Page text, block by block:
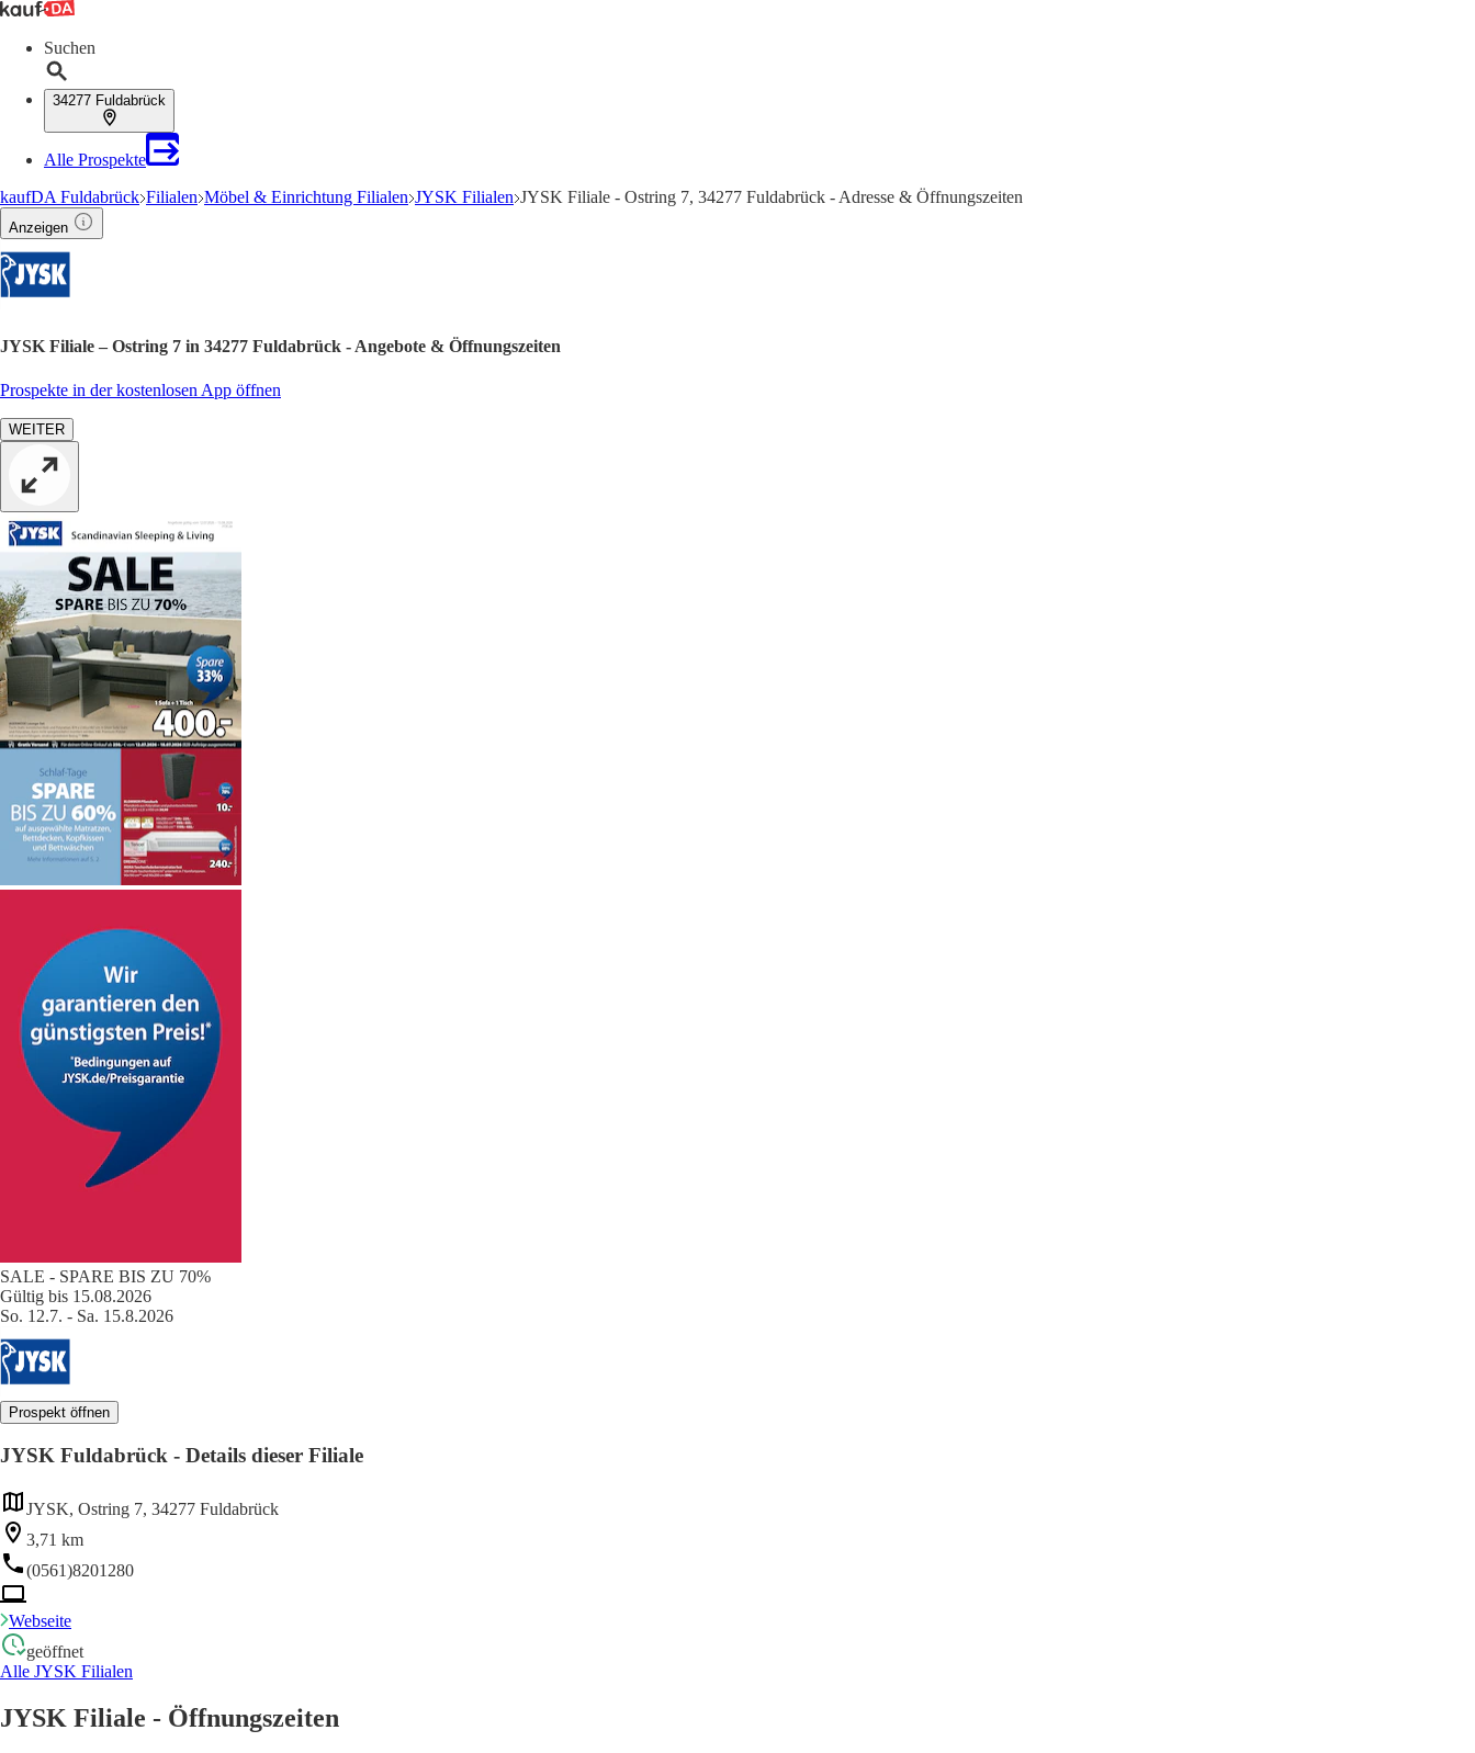
Suchen
34277 Fuldabrück
Alle Prospekte
kaufDA Fuldabrück Filialen Möbel & Einrichtung Filialen JYSK Filialen JYSK Filiale - Ostring 7, 34277 Fuldabrück - Adresse & Öffnungszeiten
Anzeigen
JYSK Filiale – Ostring 7 in 34277 Fuldabrück - Angebote & Öffnungszeiten
Prospekte in der kostenlosen App öffnen
WEITER
SALE - SPARE BIS ZU 70%
Gültig bis 15.08.2026
So. 12.7. - Sa. 15.8.2026
Prospekt öffnen
JYSK Fuldabrück - Details dieser Filiale
JYSK, Ostring 7, 34277 Fuldabrück
3,71 km
(0561)8201280
Webseite
geöffnet
Alle JYSK Filialen
JYSK Filiale - Öffnungszeiten